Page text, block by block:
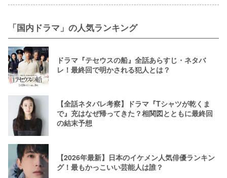
「国内ドラマ」の人気ランキング
ドラマ『テセウスの船』全話あらすじ・ネタバ
レ！最終回で明かされる犯人とは？
【全話ネタバレ考察】ドラマ『Tシャツが乾くま
で』充はなぜ帰ってきた？相関図とともに最終回
の結末予想
【2026年最新】日本のイケメン人気俳優ランキン
グ！最もかっこいい芸能人は誰？